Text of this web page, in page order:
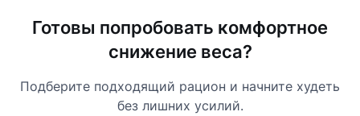
Готовы попробовать комфортное
снижение веса?
Подберите подходящий рацион и начните худеть
без лишних усилий.